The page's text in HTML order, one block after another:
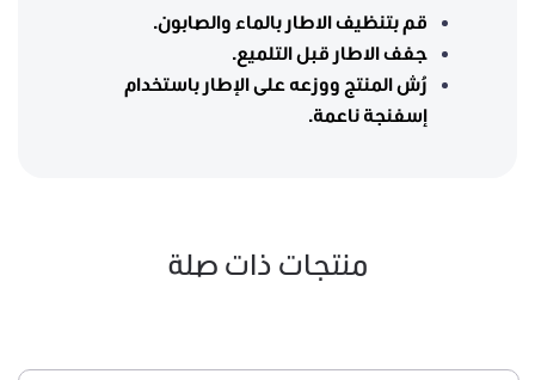
قم بتنظيف الاطار بالماء والصابون.
جفف الاطار قبل التلميع.
رُش المنتج ووزعه على الإطار باستخدام
إسفنجة ناعمة.
منتجات ذات صلة